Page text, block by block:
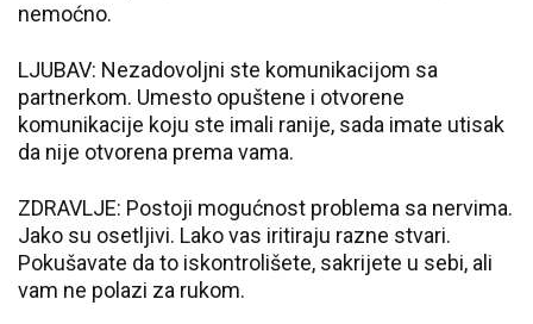
nemoćno.
LJUBAV: Nezadovoljni ste komunikacijom sa
partnerkom. Umesto opuštene i otvorene
komunikacije koju ste imali ranije, sada imate utisak
da nije otvorena prema vama.
ZDRAVLJE: Postoji mogućnost problema sa nervima.
Jako su osetljivi. Lako vas iritiraju razne stvari.
Pokušavate da to iskontrolišete, sakrijete u sebi, ali
vam ne polazi za rukom.